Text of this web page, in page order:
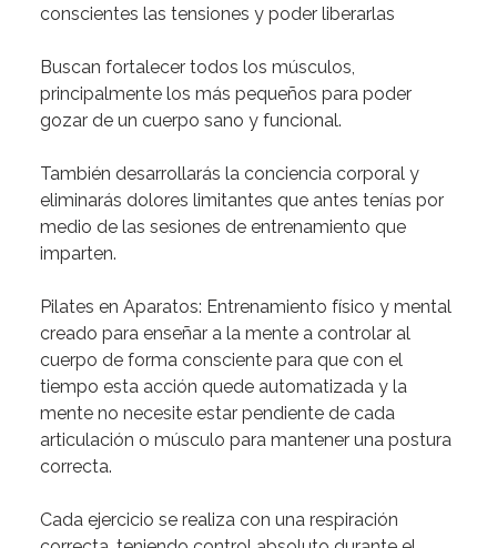
conscientes las tensiones y poder liberarlas
Buscan fortalecer todos los músculos,
principalmente los más pequeños para poder
gozar de un cuerpo sano y funcional.
También desarrollarás la conciencia corporal y
eliminarás dolores limitantes que antes tenías por
medio de las sesiones de entrenamiento que
imparten.
Pilates en Aparatos: Entrenamiento físico y mental
creado para enseñar a la mente a controlar al
cuerpo de forma consciente para que con el
tiempo esta acción quede automatizada y la
mente no necesite estar pendiente de cada
articulación o músculo para mantener una postura
correcta.
Cada ejercicio se realiza con una respiración